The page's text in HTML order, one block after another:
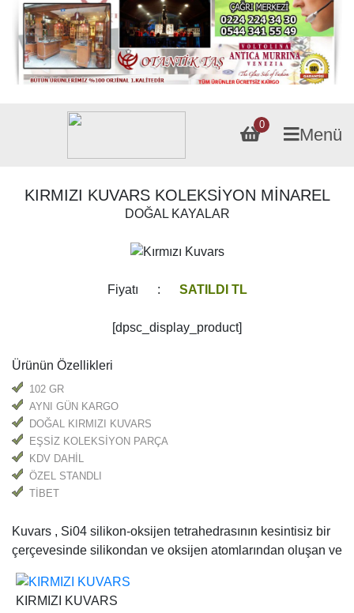
0
Menü
KIRMIZI KUVARS KOLEKSİYON MİNAREL
DOĞAL KAYALAR
Fiyatı : SATILDI TL
[dpsc_display_product]
Ürünün Özellikleri
102 GR
AYNI GÜN KARGO
DOĞAL KIRMIZI KUVARS
EŞSİZ KOLEKSİYON PARÇA
KDV DAHİL
ÖZEL STANDLI
TİBET
Kuvars , Si04 silikon-oksijen tetrahedrasının kesintisiz bir
çerçevesinde silikondan ve oksijen atomlarından oluşan ve
KIRMIZI KUVARS